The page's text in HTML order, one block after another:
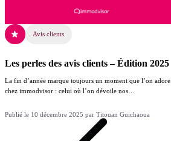
Avis clients
Les perles des avis clients – Édition 2025
La fin d’année marque toujours un moment que l’on adore
chez immodvisor : celui où l’on dévoile nos…
Publié le 10 décembre 2025 par Titouan Guichaoua